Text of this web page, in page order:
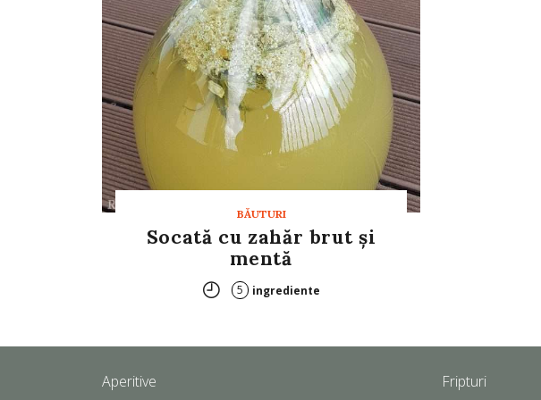
BĂUTURI
Socată cu zahăr brut și
mentă
5 ingrediente
Aperitive
Fripturi